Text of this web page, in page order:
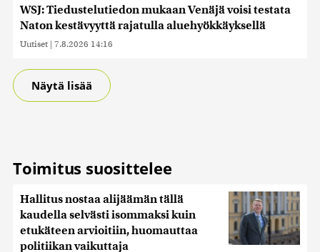
WSJ: Tiedustelutiedon mukaan Venäjä voisi testata
Naton kestävyyttä rajatulla aluehyökkäyksellä
Uutiset | 7.8.2026 14:16
Näytä lisää
Toimitus suosittelee
Hallitus nostaa alijäämän tällä
kaudella selvästi isommaksi kuin
etukäteen arvioitiin, huomauttaa
politiikan vaikuttaja